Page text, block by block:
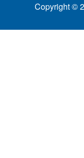
Copyright ©